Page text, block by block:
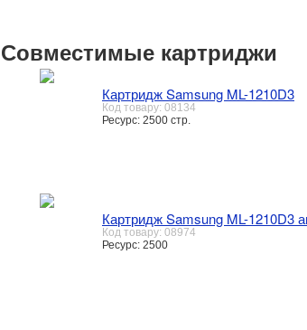
Совместимые картриджи
Картридж Samsung ML-1210D3
Код товару: 08134
Ресурс: 2500 стр.
Картридж Samsung ML-1210D3
Код товару: 08974
Ресурс: 2500